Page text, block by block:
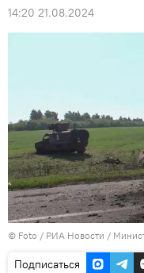
14:20 21.08.2024
© Foto / РИА Новости /
Подписаться